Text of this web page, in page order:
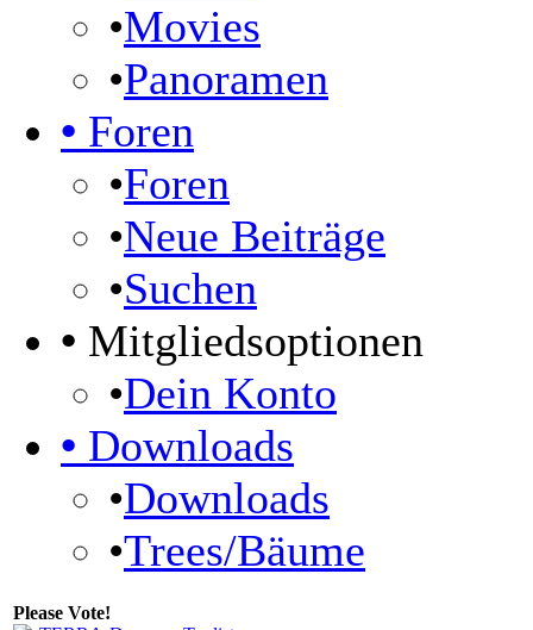
•Movies
•Panoramen
• Foren
•Foren
•Neue Beiträge
•Suchen
• Mitgliedsoptionen
•Dein Konto
• Downloads
•Downloads
•Trees/Bäume
Please Vote!